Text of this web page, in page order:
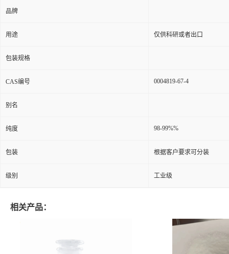
品牌
用途 仅供科研或者出口
包装规格
CAS编号 0004819-67-4
别名
纯度 98-99%%
包装 根据客户要求可分装
级别 工业级
相关产品：